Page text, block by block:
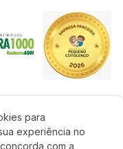
para
experiência no
com a